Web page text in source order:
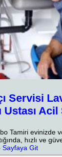
Servisi
Ustası
Tamiri evinizde
hızlı ve
Sayfaya Git